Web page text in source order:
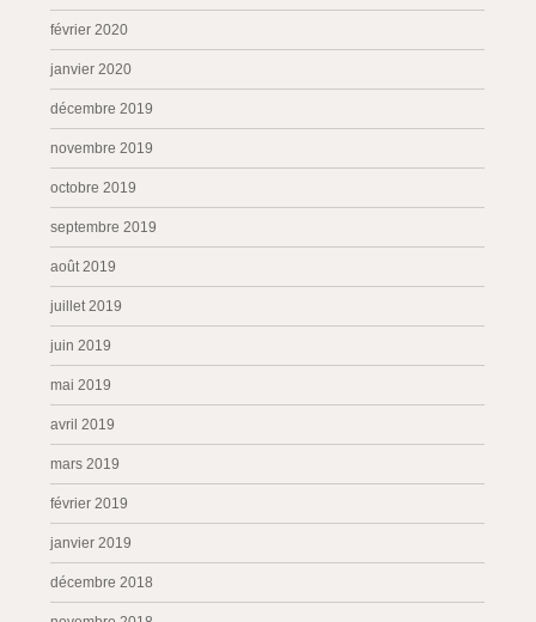
février 2020
janvier 2020
décembre 2019
novembre 2019
octobre 2019
septembre 2019
août 2019
juillet 2019
juin 2019
mai 2019
avril 2019
mars 2019
février 2019
janvier 2019
décembre 2018